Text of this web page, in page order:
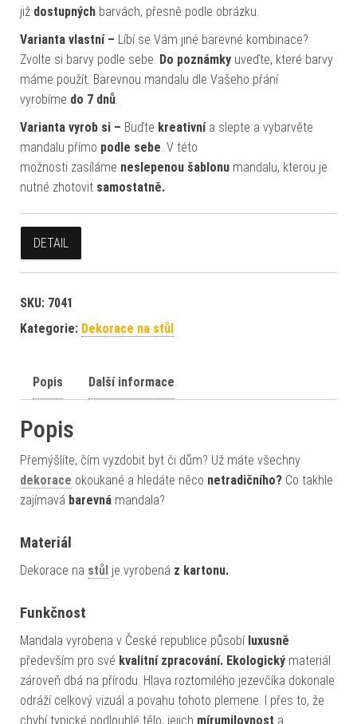
již dostupných barvách, přesně podle obrázku.
Varianta vlastní – Líbí se Vám jiné barevné kombinace?
Zvolte si barvy podle sebe. Do poznámky uveďte, které barvy
máme použít. Barevnou mandalu dle Vašeho přání
vyrobíme do 7 dnů.
Varianta vyrob si – Buďte kreativnía slepte a vybarvěte
mandalu přímo podle sebe. V této
možnosti zasíláme neslepenou šablonu mandalu, kterou je
nutné zhotovit samostatně.
DETAIL
SKU: 7041
Kategorie: Dekorace na stůl
Popis Další informace
Popis
Přemýšlíte, čím vyzdobit byt či dům? Už máte všechny
dekorace okoukané a hledáte něco netradičního? Co takhle
zajímavá barevná mandala?
Materiál
Dekorace na stůl je vyrobená z kartonu.
Funkčnost
Mandala vyrobena v České republice působí luxusně
především pro své kvalitní zpracování. Ekologický materiál
zároveň dbá na přírodu. Hlava roztomilého jezevčíka dokonale
odráží celkový vizuál a povahu tohoto plemene. I přes to, že
chybí typické podlouhlé tělo, jejich mírumilovnost a